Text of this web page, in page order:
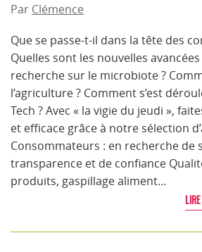
Par Clémence
Que se passe-t-il dans la tête des
Quelles sont les nouvelles
recherche sur le microbiote ?
l’agriculture ? Comment s’est
Tech ? Avec « la vigie du jeudi »,
et efficace grâce à notre sélection
Consommateurs : en recherche de
transparence et de confiance
produits, gaspillage aliment…